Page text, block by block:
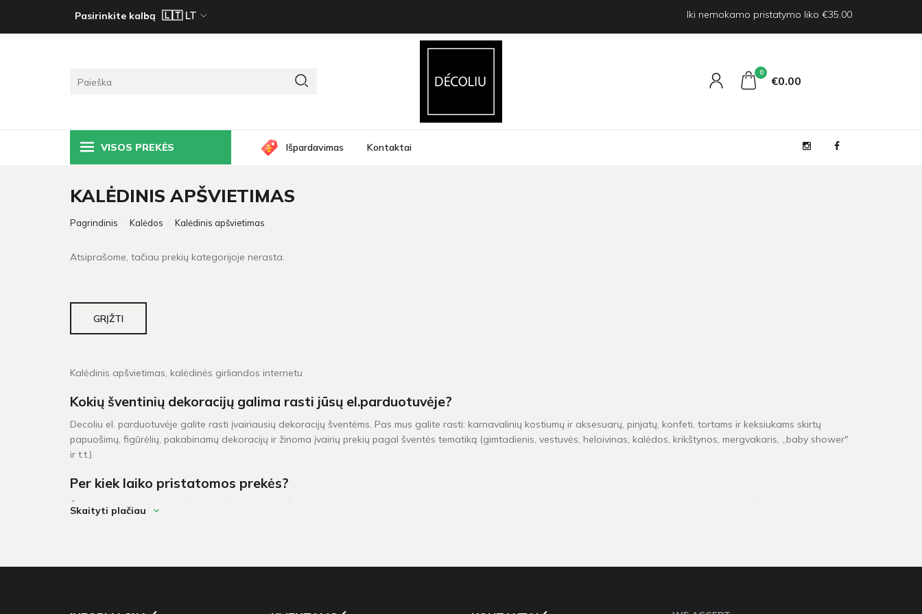
Pasirinkite kalbą Iki nemokamo pristatymo liko €35.00
0
€0 00
VISOS PREKĖS Išpardavimas Kontaktai
KALĖDINIS APŠVIETIMAS
Pagrindinis Kalėdos Kalėdinis apšvietimas
Atsiprašome, tačiau prekių kategorijoje nerasta.
GRĮŽTI
Kalėdinis apšvietimas, kalėdinės girliandos internetu
Kokių šventinių dekoracijų galima rasti jūsų el.parduotuvėje?
Decoliu el. parduotuvėje galite rasti įvairiausių dekoracijų šventėms. Pas mus galite rasti: karnavalinių kostiumų ir aksesuarų, pinjatų, konfeti, tortams ir keksiukams skirtų
papuošimų, figūrėlių, pakabinamų dekoracijų ir žinoma įvairių prekių pagal šventės tematiką (gimtadienis, vestuvės, heloivinas, kalėdos, krikštynos, mergvakaris, „baby shower"
ir t.t.).
Per kiek laiko pristatomos prekės?
Šventinės dekoracijos pažymėtos žaliu sandėlio ženkleliu yra pristatomos per 1-2 darbo dienas. Kitų dekoracijų, kurių vietoje neturime, pristatymas gali užtrukti tarp 4 - 16
Skaityti plačiau